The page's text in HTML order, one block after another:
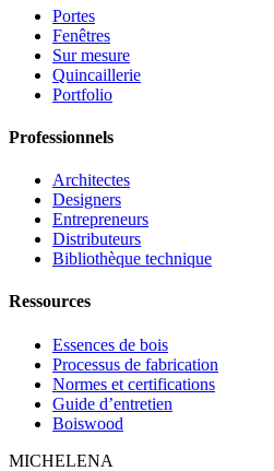
Portes
Fenêtres
Sur mesure
Quincaillerie
Portfolio
Professionnels
Architectes
Designers
Entrepreneurs
Distributeurs
Bibliothèque technique
Ressources
Essences de bois
Processus de fabrication
Normes et certifications
Guide d’entretien
Boiswood
MICHELENA